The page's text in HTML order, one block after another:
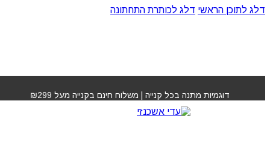
דלג לתוכן הראשי דלג לכותרת התחתונה
דוגמיות מתנה בכל קנייה | משלוח חינם בקנייה מעל ₪299
מברשת אריאל כחולה מס